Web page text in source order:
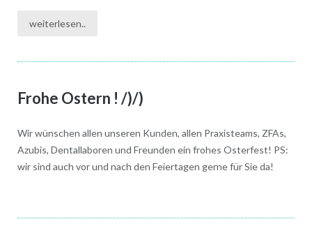
weiterlesen..
Frohe Ostern ! /)/)
Wir wünschen allen unseren Kunden, allen Praxisteams, ZFAs,
Azubis, Dentallaboren und Freunden ein frohes Osterfest! PS:
wir sind auch vor und nach den Feiertagen gerne für Sie da!